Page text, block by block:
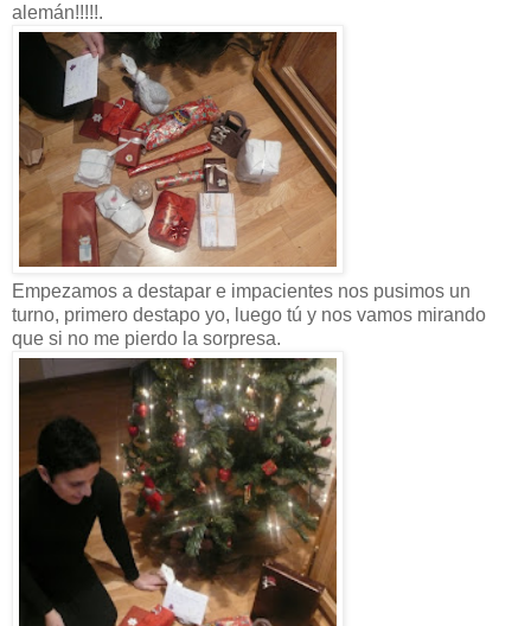
alemán!!!!!.
Empezamos a destapar e impacientes nos pusimos un
turno, primero destapo yo, luego tú y nos vamos mirando
que si no me pierdo la sorpresa.